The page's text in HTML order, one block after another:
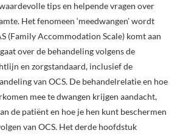
tips en helpende vragen over
Het fenomeen ‘meedwangen’ wordt
(Family Accommodation Scale) komt aan
over de behandeling volgens de
en zorgstandaard, inclusief de
van OCS. De behandelrelatie en hoe
mee te dwangen krijgen aandacht,
de patiënt en hoe je hen kunt beschermen
van OCS. Het derde hoofdstuk